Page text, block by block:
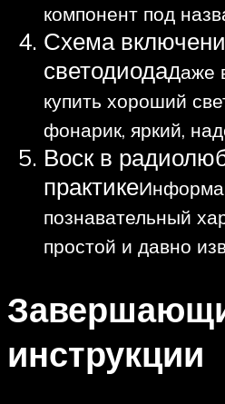
компонент под
Схема
светодиодаДаже
купить хороший
фонарик, яркий,
Воск в
практике
познавательный
простой и давно
инструкции